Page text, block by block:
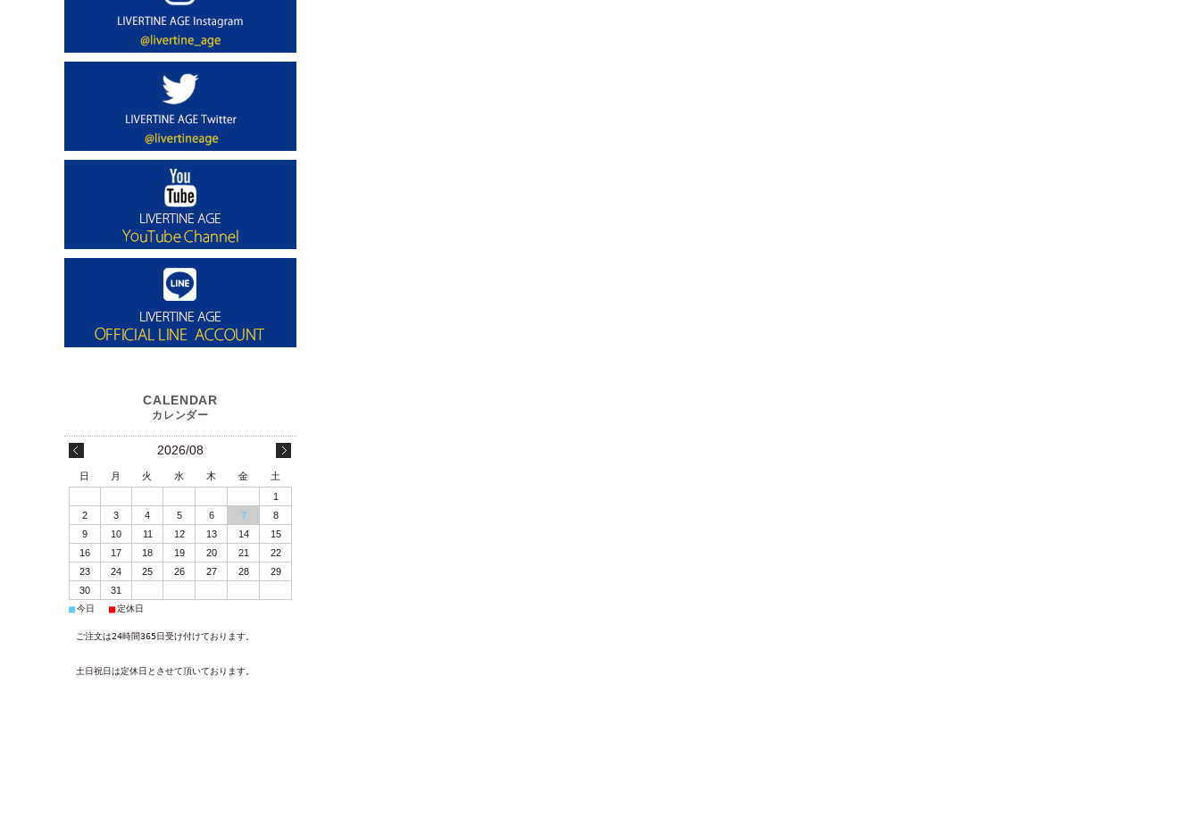
2026/08
日 月 火 水 木 金
土
1
2
3 4 5 6 7
8
9
10 11 12 13 14
15
16
17 18 19 20 21
22
23
24 25 26 27 28
29
30
31
■今日 ■定休日
ご注文は24時間365日受け付けております。
土日祝日は定休日とさせて頂いております。